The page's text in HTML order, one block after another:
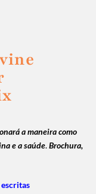
a maneira como
e a saúde.Brochura,